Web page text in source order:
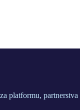
platformu, partnerstva